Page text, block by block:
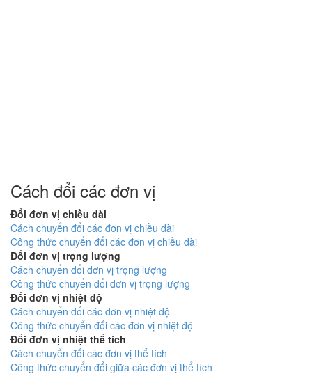
Cách đổi các đơn vị
Đổi đơn vị chiều dài
Cách chuyển đổi các đơn vị chiều dài
Công thức chuyển đổi các đơn vị chiều dài
Đổi đơn vị trọng lượng
Cách chuyển đổi đơn vị trọng lượng
Công thức chuyển đổi đơn vị trọng lượng
Đổi đơn vị nhiệt độ
Cách chuyển đổi các đơn vị nhiệt độ
Công thức chuyển đổi các đơn vị nhiệt độ
Đổi đơn vị nhiệt thể tích
Cách chuyển đổi các đơn vị thể tích
Công thức chuyển đổi giữa các đơn vị thể tích